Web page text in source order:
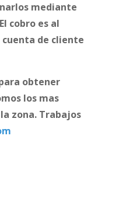
mediante
cobro es al
de cliente
obtener
los mas
zona. Trabajos